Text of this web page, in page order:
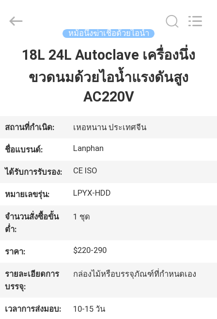
บ้าน
วิดีโอ
เกี่ยว
กับ
เรา
ทัวร์
โรงงาน
ควบคุม
2026
Henan
หม้อนึ่งฆ่าเชื้อด้วยไอน้ำ
18L 24L Autoclave เครื่องนึ่ง
ขวดนมด้วยไอน้ำแรงดันสูง
AC220V
สถานที่กำเนิด: เหอหนาน ประเทศจีน
ชื่อแบรนด์: Lanphan
ได้รับการรับรอง: CE ISO
หมายเลขรุ่น: LPYX-HDD
จำนวนสั่งซื้อขั้น
ต่ำ:
1 ชุด
ราคา: $220-290
รายละเอียดการ
บรรจุ:
กล่องไม้หรือบรรจุภัณฑ์ที่กำหนดเอง
เวลาการส่งมอบ: 10-15 วัน